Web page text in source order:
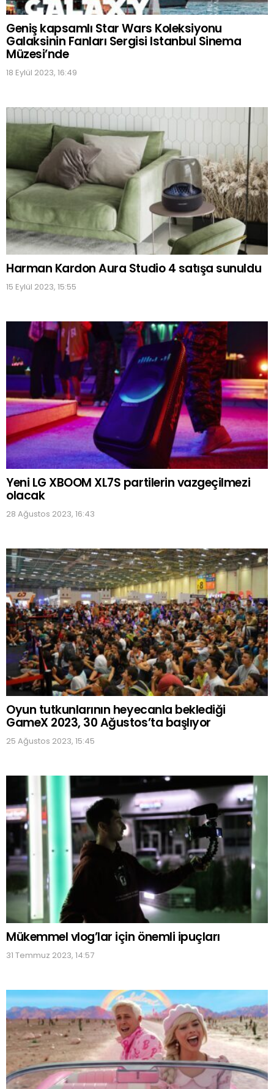
Geniş kapsamlı Star Wars Koleksiyonu
Galaksinin Fanları Sergisi Istanbul Sinema
Müzesi’nde
18 Eylül 2023, 16:49
Harman Kardon Aura Studio 4 satışa sunuldu
15 Eylül 2023, 15:55
Yeni LG XBOOM XL7S partilerin vazgeçilmezi
olacak
28 Ağustos 2023, 16:43
Oyun tutkunlarının heyecanla beklediği
GameX 2023, 30 Ağustos’ta başlıyor
25 Ağustos 2023, 15:45
Mükemmel vlog’lar için önemli ipuçları
31 Temmuz 2023, 14:57